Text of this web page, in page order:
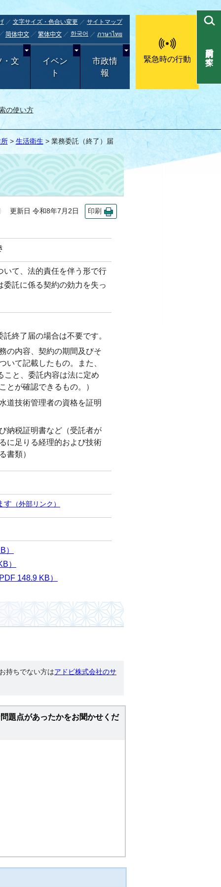
文字サイズ・色合い変更
サイトマップ
简体中文 繁体中文 한국어 ภาษาไทย
・文
イベン
ト
市政情
報
緊急時の行動
の使い方
目的別で探す
> 生活衛生 > 業務委託（終了）届
更新日 令和8年7月2日 印刷
いて、法的責任を伴う形で行
託に係る契約の効力を失っ
終了届の場合は不要です。
の内容、契約の期間及びそ
いて記載したもの。また、
こと、委託内容は法に定め
とが確認できるもの。）
道技術管理者の資格を証明
納税証明書など（受託者が
に足りる経理的および技術
書類）
す （外部リンク）
）
）
148.9 KB）
持ちでない方はアドビ株式会社のサ
題点があったかをお聞かせくだ